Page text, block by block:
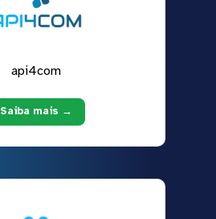
api4com
Saiba mais →